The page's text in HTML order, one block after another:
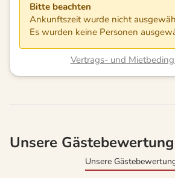
Bitte beachten
Ankunftszeit wurde nicht
Es wurden keine Personen
Vertrags- und
Unsere
Unsere